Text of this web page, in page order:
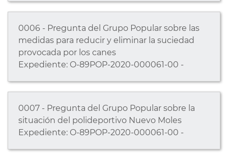
0006 - Pregunta del Grupo Popular sobre las
medidas para reducir y eliminar la suciedad
provocada por los canes
Expediente: O-89POP-2020-000061-00 -
0007 - Pregunta del Grupo Popular sobre la
situación del polideportivo Nuevo Moles
Expediente: O-89POP-2020-000061-00 -